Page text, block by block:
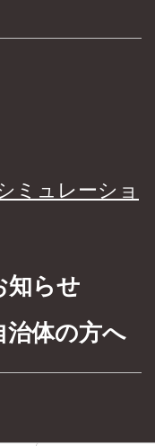
ミュレーショ
知らせ
治体の方へ